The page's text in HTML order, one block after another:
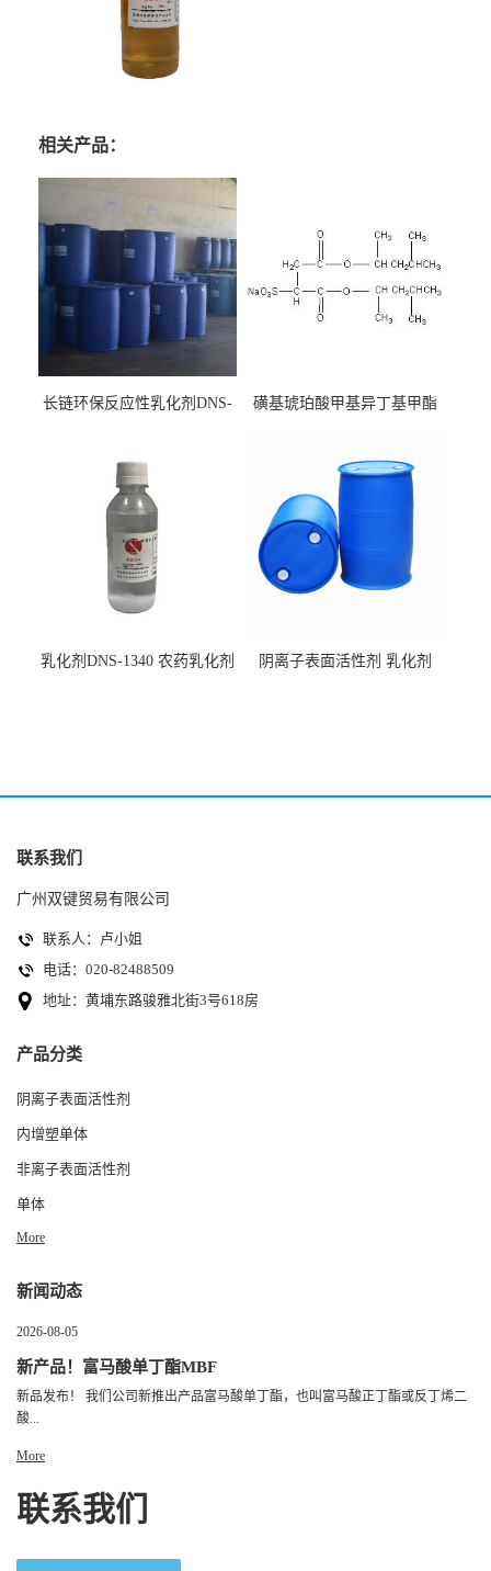
相关产品：
长链环保反应性乳化剂DNS-
磺基琥珀酸甲基异丁基甲酯
乳化剂DNS-1340 农药乳化剂
阴离子表面活性剂 乳化剂
联系我们
广州双键贸易有限公司
联系人：卢小姐
电话：020-82488509
地址：黄埔东路骏雅北街3号618房
产品分类
阴离子表面活性剂
内增塑单体
非离子表面活性剂
单体
More
新闻动态
2026-08-05
新产品！富马酸单丁酯MBF
新品发布！ 我们公司新推出产品富马酸单丁酯，也叫富马酸正丁酯或反丁烯二
酸...
More
联系我们